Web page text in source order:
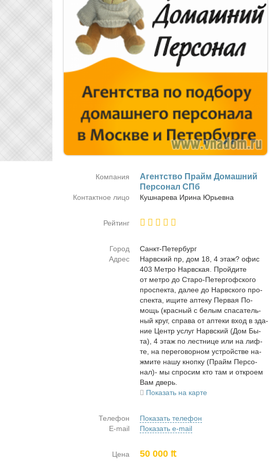
Компания
Агент­ство Прайм До­маш­ний
Пер­со­нал СПб
Контактное лицо Куш­на­ре­ва Ири­на Юрьев­на
Рейтинг
Город
Санкт-Пе­тер­бург
Адрес
Нарв­ский пр, дом 18, 4 этаж? офис
403 Мет­ро Нарв­ская. Прой­ди­те
от мет­ро до Ста­ро-Пе­тер­гоф­ско­го
про­спек­та, да­лее до Нарв­ско­го про­
спек­та, ищи­те ап­те­ку Пер­вая По­
мощь (крас­ный с бе­лым спа­са­тель­
ный круг, спра­ва от ап­те­ки вход в зда­
ние Центр услуг Нарв­ский (Дом Бы­
та), 4 этаж по лест­ни­це или на лиф­
те, на пе­ре­го­вор­ном устрой­стве на­
жми­те на­шу кноп­ку (Прайм Пер­со­
нал)- мы спро­сим кто там и от­кро­ем
Вам дверь.
Показать на карте
Телефон
Показать телефон
E-mail
Показать e-mail
Цена 50 000 ₶